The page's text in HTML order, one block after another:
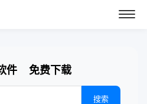
件 免费下载
搜索